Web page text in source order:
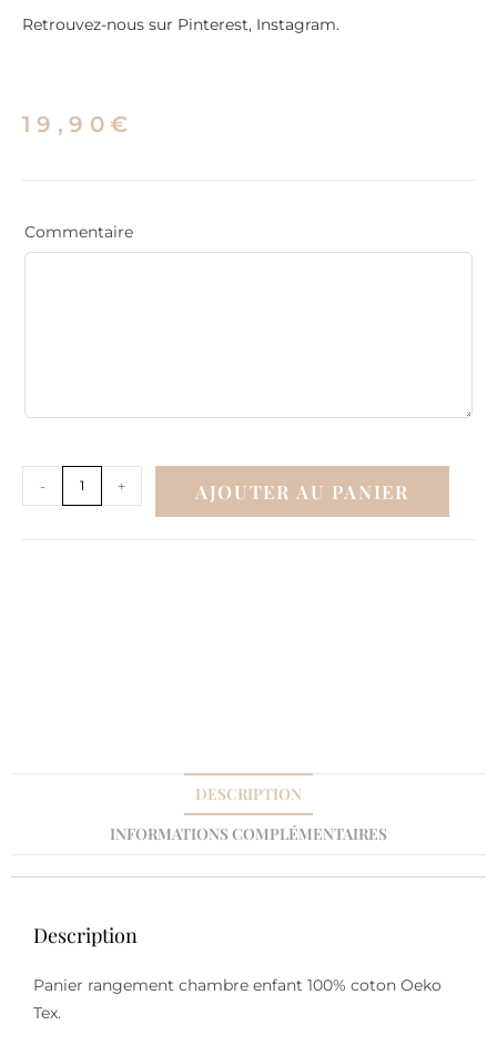
Retrouvez-nous sur Pinterest, Instagram.
19,90 €
Commentaire
- + AJOUTER AU PANIER
DESCRIPTION
INFORMATIONS COMPLÉMENTAIRES
Description
Panier rangement chambre enfant 100% coton Oeko
Tex.